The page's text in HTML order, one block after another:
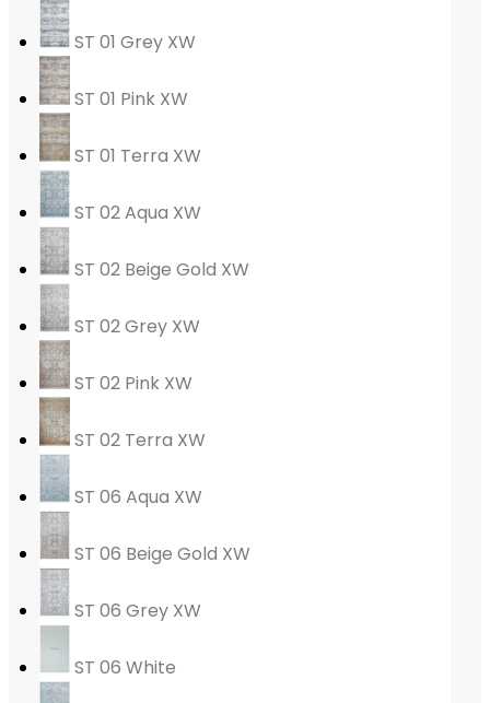
ST 01 Grey XW
ST 01 Pink XW
ST 01 Terra XW
ST 02 Aqua XW
ST 02 Beige Gold XW
ST 02 Grey XW
ST 02 Pink XW
ST 02 Terra XW
ST 06 Aqua XW
ST 06 Beige Gold XW
ST 06 Grey XW
ST 06 White